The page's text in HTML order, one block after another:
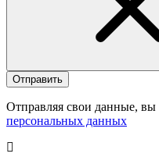
Отправляя свои данные, вы
персональных данных